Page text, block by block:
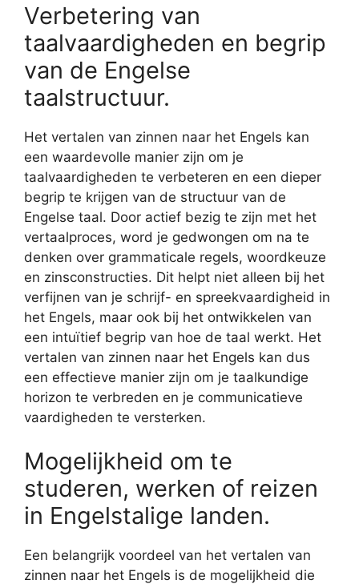
Verbetering van
taalvaardigheden en begrip
van de Engelse
taalstructuur.
Het vertalen van zinnen naar het Engels kan
een waardevolle manier zijn om je
taalvaardigheden te verbeteren en een dieper
begrip te krijgen van de structuur van de
Engelse taal. Door actief bezig te zijn met het
vertaalproces, word je gedwongen om na te
denken over grammaticale regels, woordkeuze
en zinsconstructies. Dit helpt niet alleen bij het
verfijnen van je schrijf- en spreekvaardigheid in
het Engels, maar ook bij het ontwikkelen van
een intuïtief begrip van hoe de taal werkt. Het
vertalen van zinnen naar het Engels kan dus
een effectieve manier zijn om je taalkundige
horizon te verbreden en je communicatieve
vaardigheden te versterken.
Mogelijkheid om te
studeren, werken of reizen
in Engelstalige landen.
Een belangrijk voordeel van het vertalen van
zinnen naar het Engels is de mogelijkheid die